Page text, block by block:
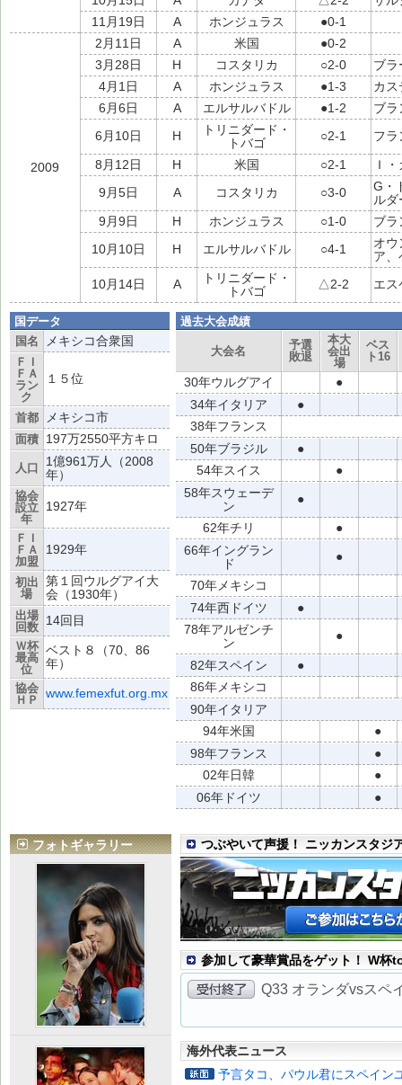
11月19日
A ホンジュラス ●0-1
2009
2月11日 A 米国
●0-2
3月28日
H コスタリカ ○2-0
ブラ
4月1日
A ホンジュラス ●1-3
カス
6月6日
A エルサルバドル ●1-2
ブラ
6月10日
H
トリニダード・
トバゴ
○2-1
フラ
8月12日
H 米国 ○2-1
Ｉ
9月5日
A コスタリカ ○3-0
G・
ルダ
9月9日
H ホンジュラス ○1-0
ブラ
10月10日
H エルサルバドル ○4-1
オウ
ア、
10月14日
A
トリニダード・
トバゴ
△2-2 エス
国データ
国名
メキシコ合衆国
ＦＩ
ＦＡ
ラン
ク
１５位
首都 メキシコ市
面積 197万2550平方キロ
人口
1億961万人（2008
年）
協会
設立
年
1927年
ＦＩ
ＦＡ
加盟
1929年
初出
場
第１回ウルグアイ大
会（1930年）
出場
回数
14回目
Ｗ杯
最高
位
ベスト８（70、86
年）
協会
ＨＰ
www.femexfut.org.mx
過去大会成績
大会名
予選
敗退
本大
会出
場
ベス
ト16
30年ウルグアイ
●
34年イタリア
●
38年フランス
50年ブラジル
●
54年スイス
●
58年スウェーデ
ン
●
62年チリ
●
66年イングラン
ド
●
70年メキシコ
74年西ドイツ
●
78年アルゼンチ
ン
●
82年スペイン
●
86年メキシコ
90年イタリア
94年米国
●
98年フランス
●
02年日韓
●
06年ドイツ
●
つぶやいて声援！ ニッカンスタジ
参加して豪華賞品をゲット！ W杯
Q33 オランダvsスペ
海外代表ニュース
予言タコ、パウル君にスペイン
フォトギャラリー